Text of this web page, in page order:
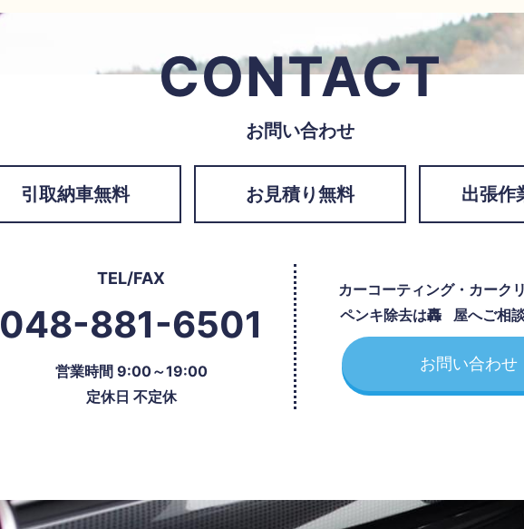
CONTACT
お問い合わせ
引取納車無料 お見積り無料 出張作
TEL/FAX
048-881-6501
営業時間 9:00～19:00
定休日 不定休
カーコーティング・カーク
ペンキ除去は轟屋へご相
お問い合わせ